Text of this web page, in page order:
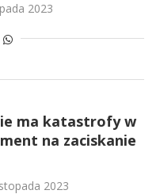
2023
ma katastrofy w
na zaciskanie
2023